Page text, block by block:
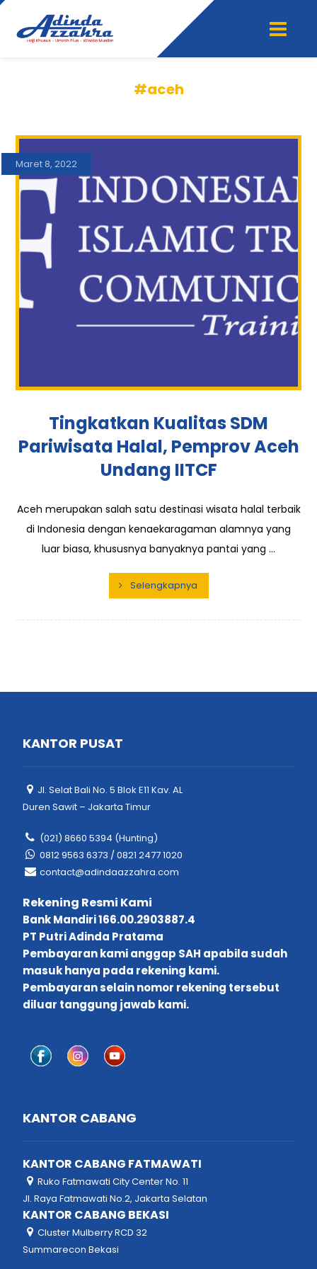
#aceh
Tingkatkan Kualitas SDM
Pariwisata Halal, Pemprov Aceh
Undang IITCF
Maret 8, 2022
Aceh merupakan salah satu destinasi wisata halal terbaik
di Indonesia dengan kenaekaragaman alamnya yang
luar biasa, khususnya banyaknya pantai yang ...
Selengkapnya
KANTOR PUSAT
Jl. Selat Bali No. 5 Blok E11 Kav. AL
Duren Sawit – Jakarta Timur
(021) 8660 5394 (Hunting)
0812 9563 6373 / 0821 2477 1020
contact@adindaazzahra.com
Rekening Resmi Kami
Bank Mandiri 166.00.2903887.4
PT Putri Adinda Pratama
Pembayaran kami anggap SAH apabila sudah
masuk hanya pada rekening kami.
Pembayaran selain nomor rekening tersebut
diluar tanggung jawab kami.
KANTOR CABANG
KANTOR CABANG FATMAWATI
Ruko Fatmawati City Center No. 11
Jl. Raya Fatmawati No.2, Jakarta Selatan
KANTOR CABANG BEKASI
Cluster Mulberry RCD 32
Summarecon Bekasi